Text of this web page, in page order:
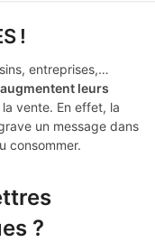
!
entreprises,…
augmentent leurs
vente. En effet, la
un message dans
consommer.
?